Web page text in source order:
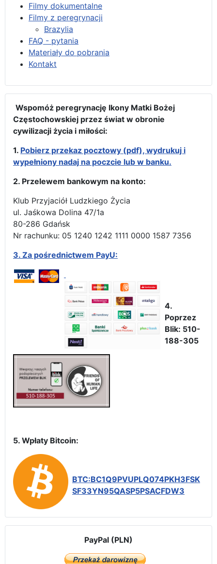
Filmy dokumentalne
Filmy z peregrynacji
Brazylia
FAQ - pytania
Materiały do pobrania
Kontakt
Wspomóż peregrynację Ikony Matki Bożej
Częstochowskiej przez świat w obronie
cywilizacji życia i miłości:
1. Pobierz przekaz pocztowy (pdf), wydrukuj i
wypełniony nadaj na poczcie lub w banku.
2. Przelewem bankowym na konto:
Klub Przyjaciół Ludzkiego Życia
ul. Jaśkowa Dolina 47/1a
80-286 Gdańsk
Nr rachunku: 05 1240 1242 1111 0000 1587 7356
3. Za pośrednictwem PayU:
4.
Poprzez
Blik: 510-
188-305
5. Wpłaty Bitcoin:
BTC:BC1Q9PVUPLQ074PKH3FSK
SF33YN95QASP5PSACFDW3
PayPal (PLN)